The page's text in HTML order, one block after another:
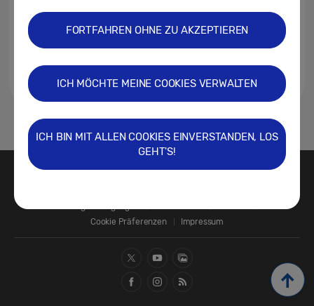
Cookie Präferenzen
Impressum
FORTFAHREN OHNE ZU AKZEPTIEREN
ICH MÖCHTE MEINE COOKIES VERWALTEN
ICH BIN MIT ALLEN COOKIES EINVERSTANDEN, LOS
GEHT'S!